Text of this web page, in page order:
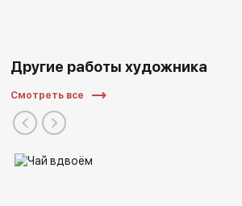
Другие работы художника
Смотреть все